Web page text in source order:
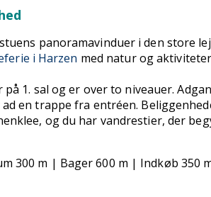
panoramavinduer i den store
i Harzen med natur og
1. sal og er over to niveauer.
en trappe fra entréen.
og du har vandrestier, der
300 m | Bager 600 m | Indkøb 350